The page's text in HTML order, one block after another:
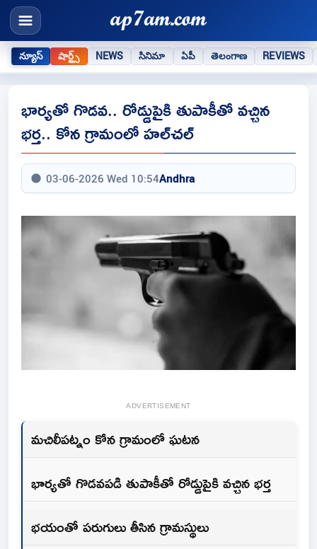
న్యూస్ షార్ట్స్ NEWS సినిమా ఏపీ తెలంగాణ REVIEWS
భార్యతో గొడవ.. రోడ్డుపైకి తుపాకీతో వచ్చిన
భర్త.. కోన గ్రామంలో హల్‌చల్
03-06-2026 Wed 10:54Andhra
ADVERTISEMENT
మచిలీపట్నం కోన గ్రామంలో ఘటన
భార్యతో గొడవపడి తుపాకీతో రోడ్డుపైకి వచ్చిన భర్త
భయంతో పరుగులు తీసిన గ్రామస్థులు